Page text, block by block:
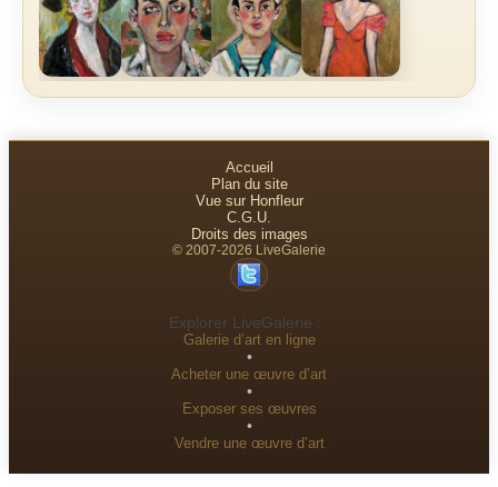
Accueil
Plan du site
Vue sur Honfleur
C.G.U.
Droits des images
© 2007-2026 LiveGalerie
Explorer LiveGalerie :
Galerie d’art en ligne
•
Acheter une œuvre d’art
•
Exposer ses œuvres
•
Vendre une œuvre d’art